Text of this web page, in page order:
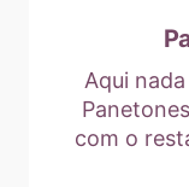
Aqui
com o